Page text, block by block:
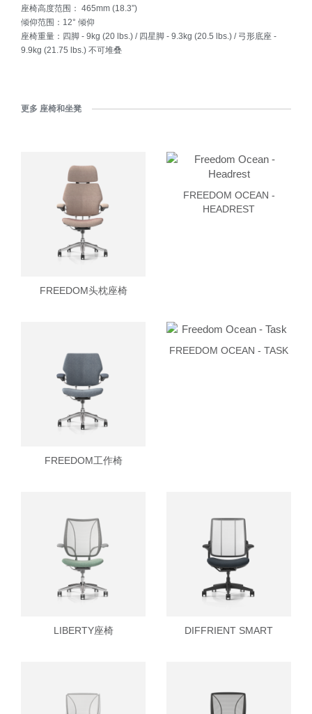
座椅高度范围： 465mm (18.3”)
倾仰范围：12° 倾仰
座椅重量：四脚 - 9kg (20 lbs.) / 四星脚 - 9.3kg (20.5 lbs.) / 弓形底座 -
9.9kg (21.75 lbs.) 不可堆叠
更多 座椅和坐凳
FREEDOM头枕座椅
FREEDOM OCEAN -
HEADREST
FREEDOM工作椅
FREEDOM OCEAN - TASK
LIBERTY座椅 DIFFRIENT SMART